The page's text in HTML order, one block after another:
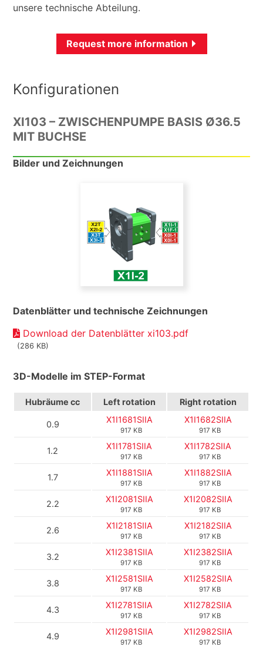
unsere technische Abteilung.
Request more information
Konfigurationen
XI103 – ZWISCHENPUMPE BASIS Ø36.5
MIT BUCHSE
Bilder und Zeichnungen
Datenblätter und technische Zeichnungen
Download der Datenblätter xi103.pdf
(286 KB)
3D-Modelle im STEP-Format
Hubräume cc Left rotation Right rotation
0.9 X1I1681SIIA
917 KB
X1I1682SIIA
917 KB
1.2 X1I1781SIIA
917 KB
X1I1782SIIA
917 KB
1.7 X1I1881SIIA
917 KB
X1I1882SIIA
917 KB
2.2 X1I2081SIIA
917 KB
X1I2082SIIA
917 KB
2.6 X1I2181SIIA
917 KB
X1I2182SIIA
917 KB
3.2 X1I2381SIIA
917 KB
X1I2382SIIA
917 KB
3.8 X1I2581SIIA
917 KB
X1I2582SIIA
917 KB
4.3 X1I2781SIIA
917 KB
X1I2782SIIA
917 KB
4.9 X1I2981SIIA
917 KB
X1I2982SIIA
917 KB